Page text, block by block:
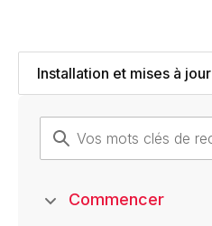
Installation et mises à jour
Commencer